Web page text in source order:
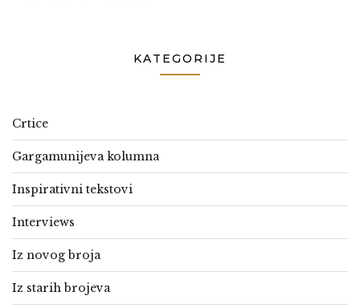
KATEGORIJE
Crtice
Gargamunijeva kolumna
Inspirativni tekstovi
Interviews
Iz novog broja
Iz starih brojeva